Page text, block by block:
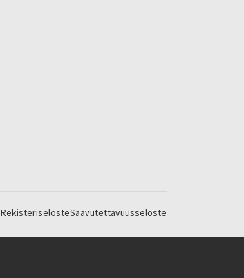
RekisteriselosteSaavutettavuusseloste